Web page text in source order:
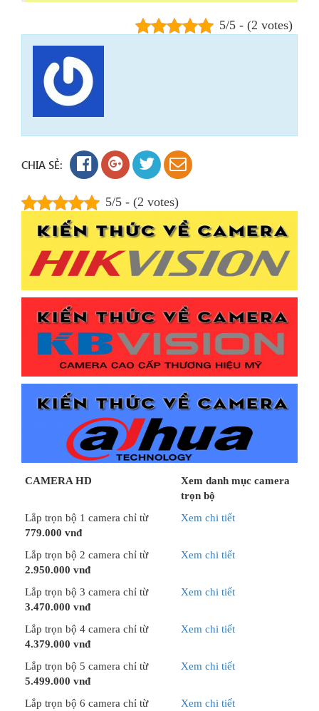
5/5 - (2 votes)
CHIA SẺ:
5/5 - (2 votes)
CAMERA HD
Xem danh mục camera
trọn bộ
Lắp trọn bộ 1 camera chỉ từ
779.000 vnđ
Xem chi tiết
Lắp trọn bộ 2 camera chỉ từ
2.950.000 vnđ
Xem chi tiết
Lắp trọn bộ 3 camera chỉ từ
3.470.000 vnđ
Xem chi tiết
Lắp trọn bộ 4 camera chỉ từ
4.379.000 vnđ
Xem chi tiết
Lắp trọn bộ 5 camera chỉ từ
5.499.000 vnđ
Xem chi tiết
Lắp trọn bộ 6 camera chỉ từ
Xem chi tiết